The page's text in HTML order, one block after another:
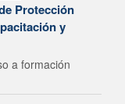
Protección
y
a formación